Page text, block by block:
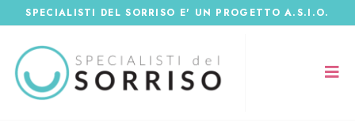
SPECIALISTI DEL SORRISO E' UN PROGETTO A.S.I.O.